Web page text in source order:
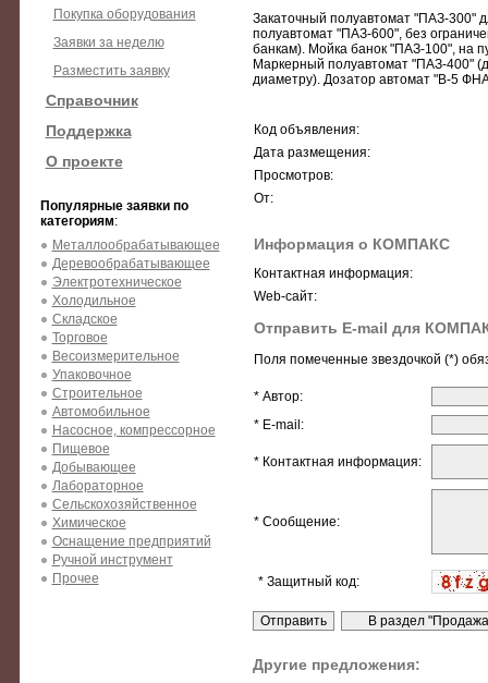
Покупка оборудования
Заявки за неделю
Разместить заявку
Справочник
Поддержка
О проекте
Популярные заявки по
категориям:
Металлообрабатывающее
Деревообрабатывающее
Электротехническое
Холодильное
Складское
Торговое
Весоизмерительное
Упаковочное
Строительное
Автомобильное
Насосное, компрессорное
Пищевое
Добывающее
Лабораторное
Сельскохозяйственное
Химическое
Оснащение предприятий
Ручной инструмент
Прочее
Закаточный полуавтомат "ПАЗ-300"
полуавтомат "ПАЗ-600", без
банкам). Мойка банок "ПАЗ-100", на
Маркерный полуавтомат "ПАЗ-400"
диаметру). Дозатор автомат "В-5
Код объявления:
Дата размещения:
Просмотров:
От:
Информация о КОМПАКС
Контактная информация:
Web-сайт:
Отправить E-mail для
Поля помеченные звездочкой (*)
* Автор:
* E-mail:
* Контактная информация:
* Сообщение:
* Защитный код:
Другие предложения: